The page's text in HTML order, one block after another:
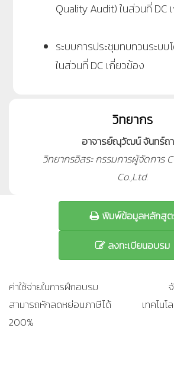
Quality Audit) ในส่วนที่
ระบบการประชุมทบทวนระบบ
ในส่วนที่ DC เกี่ยวข้อง
วิทยากร
อาจารย์ณุวัฒน์ จันทร์ถ
วิทยากรอิสระ กรรมการผู้จัดการ
Co.,Ltd.
พิมพ์ข้อมูลหลักสู
ลงทะเบียนอบรม
ค่าใช้จ่ายในการฝึกอบรม
สามารถหักลดหย่อนภาษีได้
200%
เทคโน